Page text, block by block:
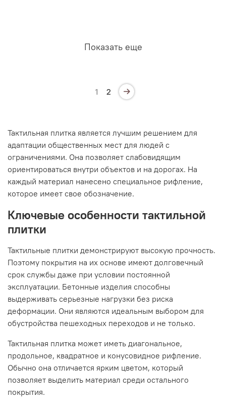
Показать еще
1 2
Тактильная плитка является лучшим решением для
адаптации общественных мест для людей с
ограничениями. Она позволяет слабовидящим
ориентироваться внутри объектов и на дорогах. На
каждый материал нанесено специальное рифление,
которое имеет свое обозначение.
Ключевые особенности тактильной
плитки
Тактильные плитки демонстрируют высокую прочность.
Поэтому покрытия на их основе имеют долговечный
срок службы даже при условии постоянной
эксплуатации. Бетонные изделия способны
выдерживать серьезные нагрузки без риска
деформации. Они являются идеальным выбором для
обустройства пешеходных переходов и не только.
Тактильная плитка может иметь диагональное,
продольное, квадратное и конусовидное рифление.
Обычно она отличается ярким цветом, который
позволяет выделить материал среди остального
покрытия.